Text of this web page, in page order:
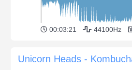
00:03:21 44100Hz
Unicorn Heads -